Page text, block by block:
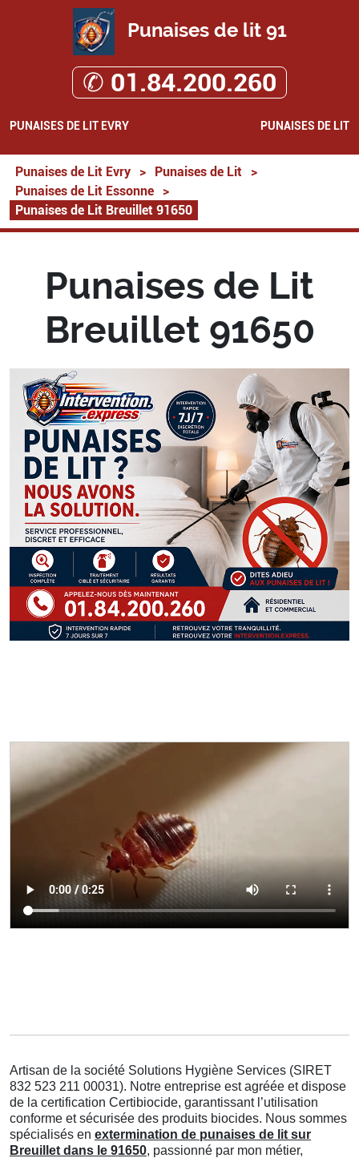
Punaises de lit 91
✆ 01.84.200.260
PUNAISES DE LIT EVRY PUNAISES DE LIT
Punaises de Lit Evry > Punaises de Lit
>
Punaises de Lit Essonne
>
Punaises de Lit Breuillet 91650
Punaises de Lit
Breuillet 91650
Artisan de la société Solutions Hygiène Services (SIRET
832 523 211 00031). Notre entreprise est agréée et dispose
de la certification Certibiocide, garantissant l’utilisation
conforme et sécurisée des produits biocides. Nous sommes
spécialisés en extermination de punaises de lit sur
Breuillet dans le 91650, passionné par mon métier,